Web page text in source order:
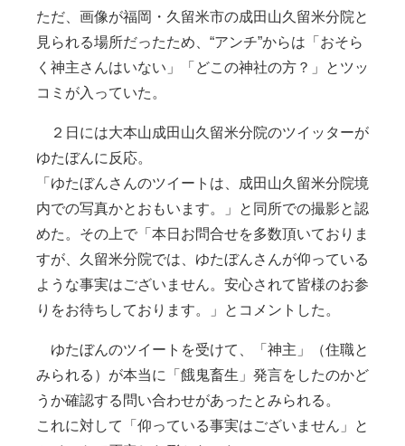
ただ、画像が福岡・久留米市の成田山久留米分院と
見られる場所だったため、“アンチ”からは「おそら
く神主さんはいない」「どこの神社の方？」とツッ
コミが入っていた。
２日には大本山成田山久留米分院のツイッターが
ゆたぼんに反応。
「ゆたぼんさんのツイートは、成田山久留米分院境
内での写真かとおもいます。」と同所での撮影と認
めた。その上で「本日お問合せを多数頂いておりま
すが、久留米分院では、ゆたぼんさんが仰っている
ような事実はございません。安心されて皆様のお参
りをお待ちしております。」とコメントした。
ゆたぼんのツイートを受けて、「神主」（住職と
みられる）が本当に「餓鬼畜生」発言をしたのかど
うか確認する問い合わせがあったとみられる。
これに対して「仰っている事実はございません」と